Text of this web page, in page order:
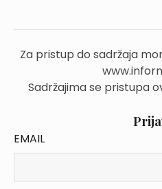
Za pristup do sadržaja
Sadržajima se pristupa
EMAIL